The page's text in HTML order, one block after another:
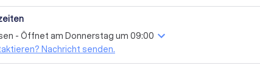
- Öffnet am Donnerstag um 09:00
Nachricht senden.